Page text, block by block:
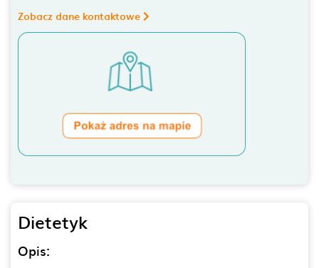
Zobacz dane kontaktowe
Dietetyk
Opis: